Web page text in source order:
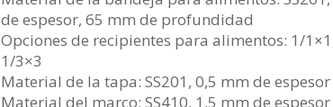
de espesor, 65 mm de profundidad
Opciones de recipientes para alimentos: 1/
1/3×3
Material de la tapa: SS201, 0,5 mm de espesor
Material del marco: SS410, 1,5 mm de espesor